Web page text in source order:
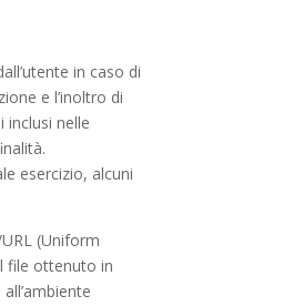
in caso di
e l’inoltro di
nelle
esercizio, alcuni
(Uniform
file ottenuto in